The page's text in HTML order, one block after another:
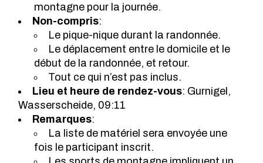
montagne pour la journée.
Non-compris:
Le pique-nique durant la randonnée.
Le déplacement entre le domicile et le
début de la randonnée, et retour.
Tout ce qui n’est pas inclus.
Lieu et heure de rendez-vous: Gurnigel,
Wasserscheide, 09:11
Remarques:
La liste de matériel sera envoyée une
fois le participant inscrit.